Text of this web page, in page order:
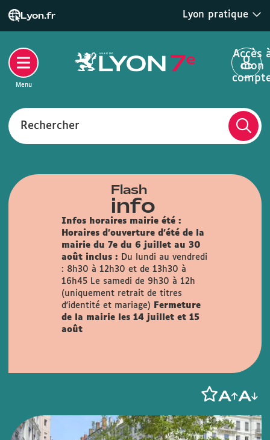
Lyon.fr Lyon pratique
Rechercher
Accès
mon
Menu
Flash
info
Infos horaires mairie été :
Horaires d'ouverture d'été de la
mairie du 7e du 6 juillet au 30
août inclus :
Du lundi au vendredi
: 8h30 à 12h30 et de 13h30 à
16h45
Le samedi de 9h30 à 12h
(uniquement retrait de titres
d'identité et mariage)
Fermeture
de la mairie les 14 juillet et 15
août